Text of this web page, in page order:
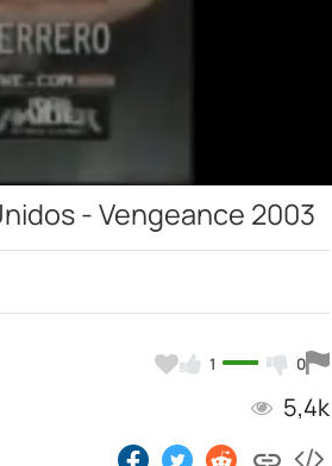
- Vengeance 2003
1 0
5,4k